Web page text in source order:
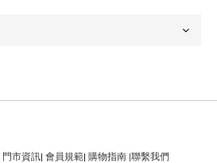
門市資訊| 會員規範| 購物指南 |聯繫我們